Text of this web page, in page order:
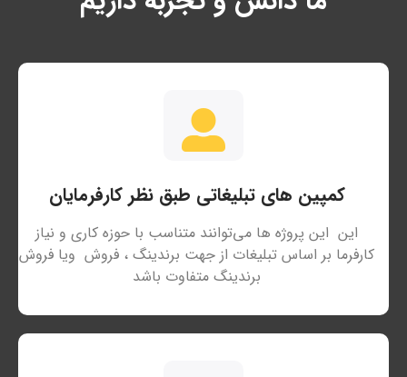
کمپین های تبلیغاتی طبق نظر کارفرمایان
این این پروژه ها می‌توانند متناسب با حوزه کاری و نیاز
کارفرما بر اساس تبلیغات از جهت برندینگ ، فروش ویا فروش
برندینگ متفاوت باشد